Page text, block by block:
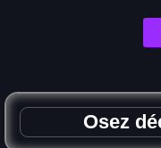
Osez